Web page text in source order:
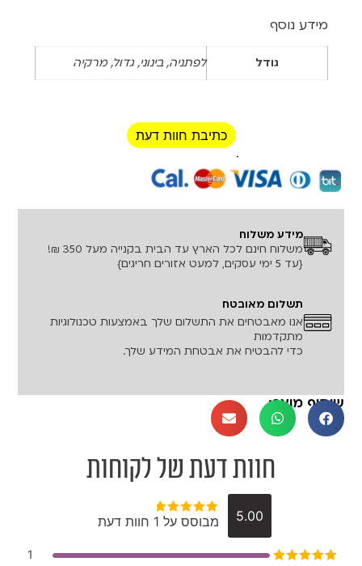
מידע נוסף
גודל לפתניה, בינוני, גדול, מרקיה
כתיבת חוות דעת
רכישה מאובטחת!
מידע משלוח
משלוח חינם לכל הארץ עד הבית בקנייה מעל 350 ₪!
{עד 5 ימי עסקים, למעט אזורים חריגים}
תשלום מאובטח
אנו מאבטחים את התשלום שלך באמצעות טכנולוגיות
מתקדמות
כדי להבטיח את אבטחת המידע שלך.
שיתוף מוצר:
חוות דעת של לקוחות
5.00 דורג5מתוך
מבוסס על 1 חוות דעת
1